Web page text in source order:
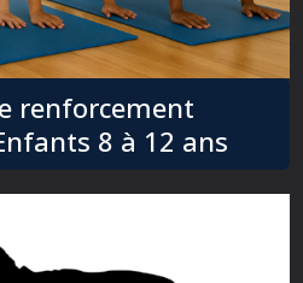
renforcement
8 à 12 ans